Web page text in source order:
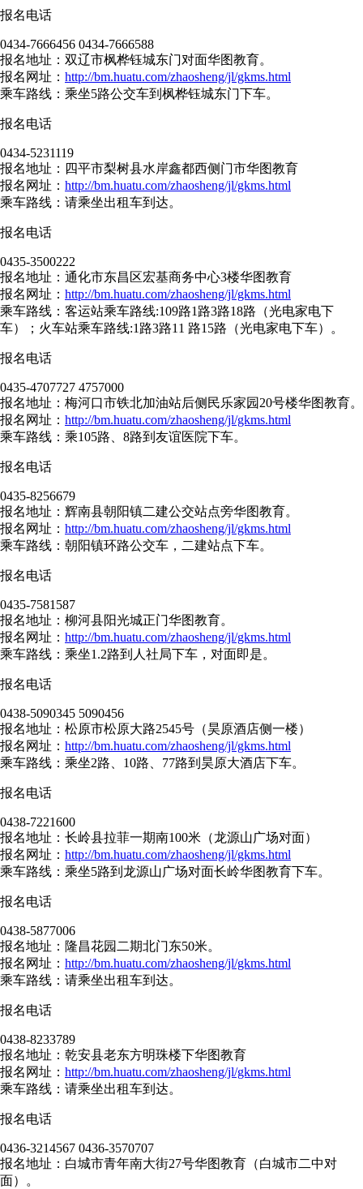
报名电话
0434-7666456 0434-7666588
报名地址：双辽市枫桦钰城东门对面华图教育。
报名网址： http://bm.huatu.com/zhaosheng/jl/gkms.html
乘车路线：乘坐5路公交车到枫桦钰城东门下车。
报名电话
0434-5231119
报名地址：四平市梨树县水岸鑫都西侧门市华图教育
报名网址： http://bm.huatu.com/zhaosheng/jl/gkms.html
乘车路线：请乘坐出租车到达。
报名电话
0435-3500222
报名地址：通化市东昌区宏基商务中心3楼华图教育
报名网址： http://bm.huatu.com/zhaosheng/jl/gkms.html
乘车路线：客运站乘车路线:109路1路3路18路（光电家电下
车）；火车站乘车路线:1路3路11 路15路（光电家电下车）。
报名电话
0435-4707727 4757000
报名地址：梅河口市铁北加油站后侧民乐家园20号楼华图教育。
报名网址： http://bm.huatu.com/zhaosheng/jl/gkms.html
乘车路线：乘105路、8路到友谊医院下车。
报名电话
0435-8256679
报名地址：辉南县朝阳镇二建公交站点旁华图教育。
报名网址： http://bm.huatu.com/zhaosheng/jl/gkms.html
乘车路线：朝阳镇环路公交车，二建站点下车。
报名电话
0435-7581587
报名地址：柳河县阳光城正门华图教育。
报名网址： http://bm.huatu.com/zhaosheng/jl/gkms.html
乘车路线：乘坐1.2路到人社局下车，对面即是。
报名电话
0438-5090345 5090456
报名地址：松原市松原大路2545号（昊原酒店侧一楼）
报名网址： http://bm.huatu.com/zhaosheng/jl/gkms.html
乘车路线：乘坐2路、10路、77路到昊原大酒店下车。
报名电话
0438-7221600
报名地址：长岭县拉菲一期南100米（龙源山广场对面）
报名网址： http://bm.huatu.com/zhaosheng/jl/gkms.html
乘车路线：乘坐5路到龙源山广场对面长岭华图教育下车。
报名电话
0438-5877006
报名地址：隆昌花园二期北门东50米。
报名网址： http://bm.huatu.com/zhaosheng/jl/gkms.html
乘车路线：请乘坐出租车到达。
报名电话
0438-8233789
报名地址：乾安县老东方明珠楼下华图教育
报名网址： http://bm.huatu.com/zhaosheng/jl/gkms.html
乘车路线：请乘坐出租车到达。
报名电话
0436-3214567 0436-3570707
报名地址：白城市青年南大街27号华图教育（白城市二中对
面）。